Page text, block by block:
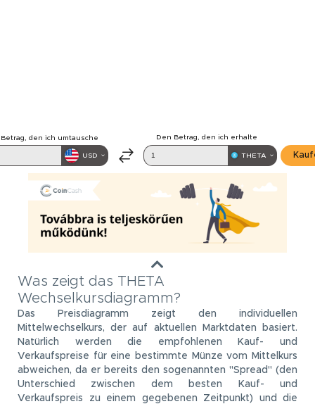
Was zeigt das THETA
Wechselkursdiagramm?
Das Preisdiagramm zeigt den individuellen
Mittelwechselkurs, der auf aktuellen Marktdaten basiert.
Natürlich werden die empfohlenen Kauf- und
Verkaufspreise für eine bestimmte Münze vom Mittelkurs
abweichen, da er bereits den sogenannten "Spread" (den
Unterschied zwischen dem besten Kauf- und
Verkaufspreis zu einem gegebenen Zeitpunkt) und die